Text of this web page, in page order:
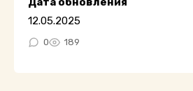
12.05.2025
0 189